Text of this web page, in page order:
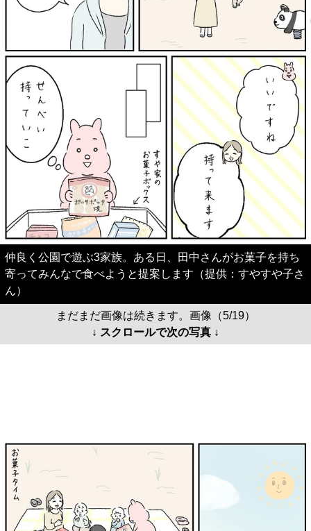
仲良く公園で遊ぶ3家族。ある日、田中さんがお菓子を持ち
寄ってみんなで食べようと提案します（提供：すやすや子さ
ん）
まだまだ画像は続きます。画像（5/19）
↓ スクロールで次の写真 ↓